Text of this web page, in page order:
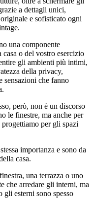
a dettagli unici,
e sofisticato ogni
una componente
casa o del vostro esercizio
gli ambienti più intimi,
della privacy,
sensazioni che fanno
però, non è un discorso
le finestre, ma anche per
progettiamo per gli spazi
importanza e sono da
casa.
una terrazza o uno
che arredare gli interni, ma
esterni sono spesso